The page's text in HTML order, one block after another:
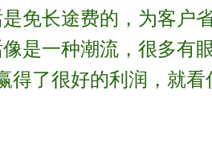
免长途费的，为客户
像是一种潮流，很多有
得了很好的利润，就